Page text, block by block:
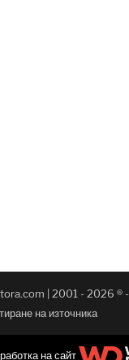
| 2001 - 2026 ® -
на източника
на сайт